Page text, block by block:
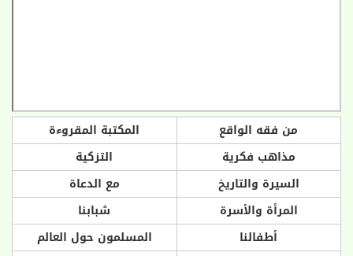
من فقه الواقع
المكتبة المقروءة
مذاهب فكرية
التزكية
السيرة والتاريخ
مع الدعاة
المرأة والأسرة
شبابنا
أطفالنا
المسلمون حول العالم